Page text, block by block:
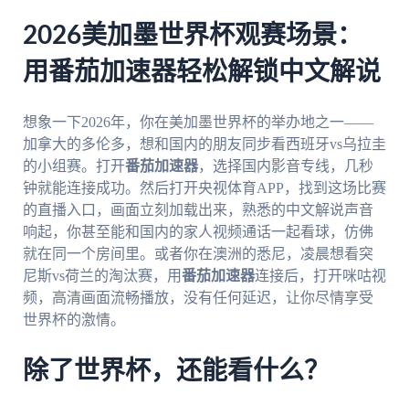
2026美加墨世界杯观赛场景：
用番茄加速器轻松解锁中文解说
想象一下2026年，你在美加墨世界杯的举办地之一——
加拿大的多伦多，想和国内的朋友同步看西班牙vs乌拉圭
的小组赛。打开番茄加速器，选择国内影音专线，几秒
钟就能连接成功。然后打开央视体育APP，找到这场比赛
的直播入口，画面立刻加载出来，熟悉的中文解说声音
响起，你甚至能和国内的家人视频通话一起看球，仿佛
就在同一个房间里。或者你在澳洲的悉尼，凌晨想看突
尼斯vs荷兰的淘汰赛，用番茄加速器连接后，打开咪咕视
频，高清画面流畅播放，没有任何延迟，让你尽情享受
世界杯的激情。
除了世界杯，还能看什么？